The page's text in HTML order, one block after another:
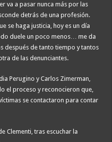
va a pasar nunca más por las
detrás de una profesión.
se haga justicia, hoy es un día
duele un poco menos… me da
después de tanto tiempo y tantos
de las denunciantes.
Perugino y Carlos Zimerman,
el proceso y reconocieron que,
se contactaron para contar
Clementi, tras escuchar la